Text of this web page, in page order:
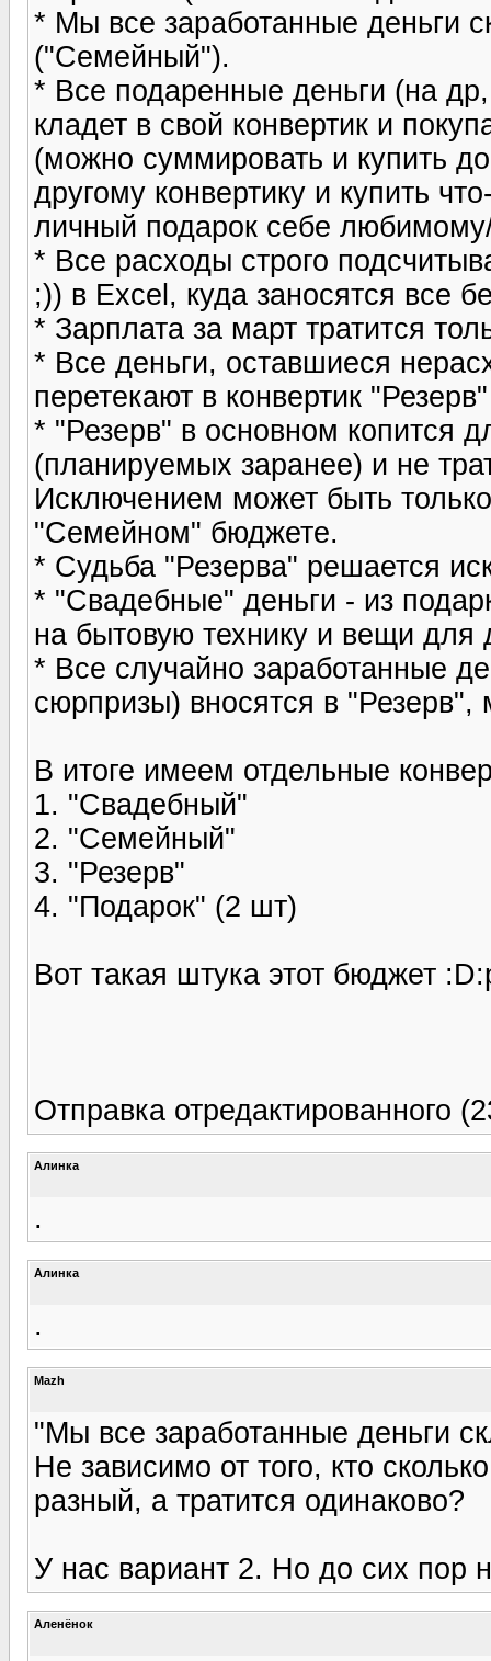
* Мы все заработанные деньги
("Семейный").
* Все подаренные деньги (на
кладет в свой конвертик и
(можно суммировать и купить
другому конвертику и купить
личный подарок себе
* Все расходы строго
;)) в Excel, куда заносятся все
* Зарплата за март тратится
* Все деньги, оставшиеся
перетекают в конвертик "Резерв"
* "Резерв" в основном копится
(планируемых заранее) и не
Исключением может быть
"Семейном" бюджете.
* Судьба "Резерва" решается
* "Свадебные" деньги - из
на бытовую технику и вещи для
* Все случайно заработанные
сюрпризы) вносятся в
В итоге имеем отдельные
1. "Свадебный"
2. "Семейный"
3. "Резерв"
4. "Подарок" (2 шт)
Вот такая штука этот бюджет
Отправка отредактированного
Алинка
.
Алинка
.
Mazh
"Мы все заработанные деньги
Не зависимо от того, кто
разный, а тратится одинаково?
У нас вариант 2. Но до сих пор
Аленёнок